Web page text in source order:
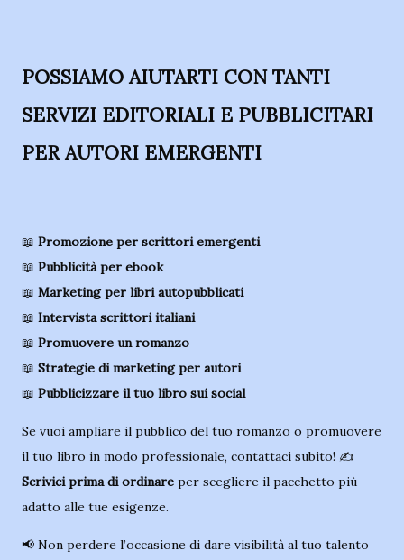
POSSIAMO AIUTARTI CON TANTI
SERVIZI EDITORIALI E PUBBLICITARI
PER AUTORI EMERGENTI
📖 Promozione per scrittori emergenti
📖 Pubblicità per ebook
📖 Marketing per libri autopubblicati
📖 Intervista scrittori italiani
📖 Promuovere un romanzo
📖 Strategie di marketing per autori
📖 Pubblicizzare il tuo libro sui social
Se vuoi ampliare il pubblico del tuo romanzo o promuovere
il tuo libro in modo professionale, contattaci subito! ✍️
Scrivici prima di ordinare per scegliere il pacchetto più
adatto alle tue esigenze.
📢 Non perdere l’occasione di dare visibilità al tuo talento